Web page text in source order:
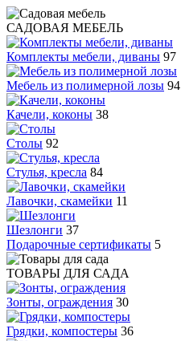
САДОВАЯ МЕБЕЛЬ
Комплекты мебели, диваны 97
Мебель из полимерной лозы 94
Качели, коконы 38
Столы 92
Стулья, кресла 84
Лавочки, скамейки 11
Шезлонги 37
Подарочные сертификаты 5
ТОВАРЫ ДЛЯ САДА
Зонты, ограждения 30
Грядки, компостеры 36